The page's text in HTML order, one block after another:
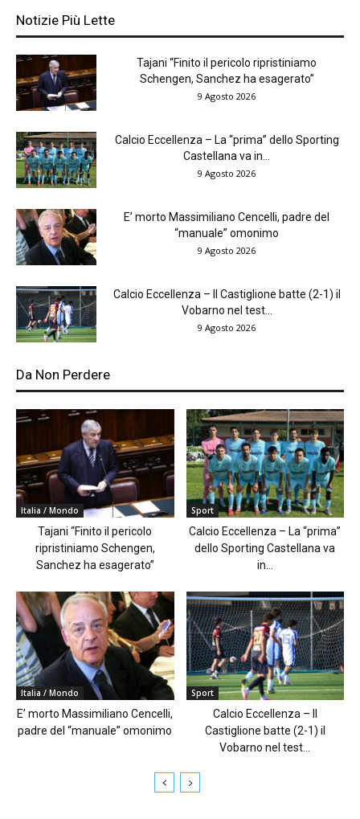
Notizie Più Lette
Tajani “Finito il pericolo ripristiniamo
Schengen, Sanchez ha esagerato”
9 Agosto 2026
Calcio Eccellenza – La “prima” dello Sporting
Castellana va in...
9 Agosto 2026
E’ morto Massimiliano Cencelli, padre del
“manuale” omonimo
9 Agosto 2026
Calcio Eccellenza – Il Castiglione batte (2-1) il
Vobarno nel test...
9 Agosto 2026
Da Non Perdere
Italia / Mondo
Tajani “Finito il pericolo
ripristiniamo Schengen,
Sanchez ha esagerato”
Sport
Calcio Eccellenza – La “prima”
dello Sporting Castellana va
in...
Italia / Mondo
E’ morto Massimiliano Cencelli,
padre del “manuale” omonimo
Sport
Calcio Eccellenza – Il
Castiglione batte (2-1) il
Vobarno nel test...